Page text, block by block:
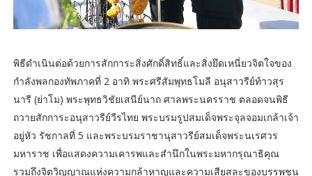
พิธีดำเนินต่อด้วยการสักการะสิ่งศักดิ์สิทธิ์และสิ่งยึดเหนี่ยวจิตใจของ
กำลังพลกองทัพภาคที่ 2 อาทิ พระศรีสัมพุทธโมลี อนุสาวรีย์ท้าวสุร
นารี (ย่าโม) พระพุทธวิชัยเสนีย์นาถ ศาลพระนครราช ตลอดจนพิธี
ถวายสักการะอนุสาวรีย์วีรไทย พระบรมรูปสมเด็จพระจุลจอมเกล้าเจ้า
อยู่หัว รัชกาลที่ 5 และพระบรมราชานุสาวรีย์สมเด็จพระนเรศวร
มหาราช เพื่อแสดงความเคารพและสำนึกในพระมหากรุณาธิคุณ
รวมถึงจิตวิญญาณแห่งความกล้าหาญและความเสียสละของบรรพชน